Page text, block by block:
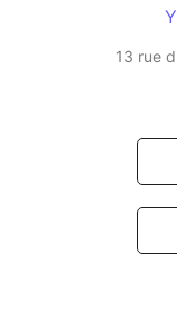
13 rue